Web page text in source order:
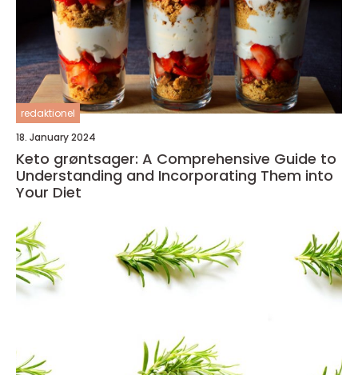
redaktionel
18. January 2024
Keto grøntsager: A Comprehensive Guide to
Understanding and Incorporating Them into
Your Diet